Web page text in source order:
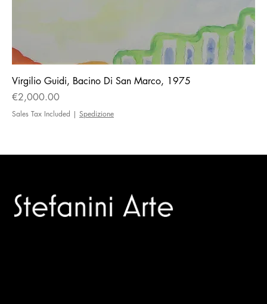
Virgilio Guidi, Bacino Di San Marco, 1975
Price
€2,000.00
Sales Tax Included | Spedizione